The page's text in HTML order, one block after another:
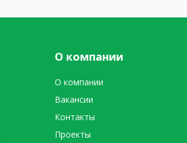
О компании
О компании
Вакансии
Контакты
Проекты